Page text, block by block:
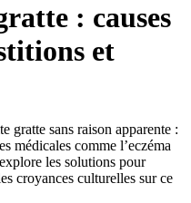
: causes
et
gratte sans raison apparente :
médicales comme l’eczéma
les solutions pour
croyances culturelles sur ce